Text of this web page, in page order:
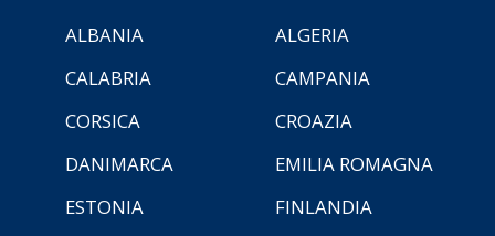
ALBANIA
ALGERIA
CALABRIA
CAMPANIA
CORSICA
CROAZIA
DANIMARCA
EMILIA ROMAGNA
ESTONIA
FINLANDIA